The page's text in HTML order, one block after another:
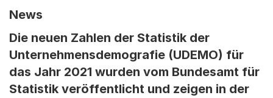
News
Die neuen Zahlen der Statistik der
Unternehmensdemografie (UDEMO) für
das Jahr 2021 wurden vom Bundesamt für
Statistik veröffentlicht und zeigen in der